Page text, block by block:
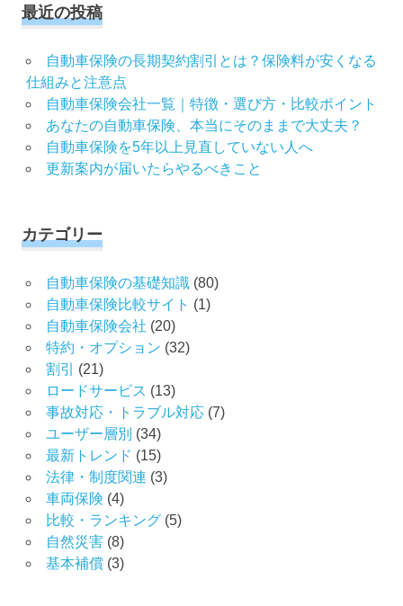
最近の投稿
自動車保険の長期契約割引とは？保険料が安くなる
仕組みと注意点
自動車保険会社一覧｜特徴・選び方・比較ポイント
あなたの自動車保険、本当にそのままで大丈夫？
自動車保険を5年以上見直していない人へ
更新案内が届いたらやるべきこと
カテゴリー
自動車保険の基礎知識(80)
自動車保険比較サイト (1)
自動車保険会社 (20)
特約・オプション (32)
割引
(21)
ロードサービス (13)
事故対応・トラブル対応(7)
ユーザー層別 (34)
最新トレンド (15)
法律・制度関連 (3)
車両保険 (4)
比較・ランキング(5)
自然災害(8)
基本補償(3)